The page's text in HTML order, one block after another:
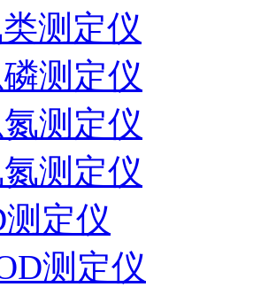
测定仪
测定仪
测定仪
测定仪
测定仪
测定仪